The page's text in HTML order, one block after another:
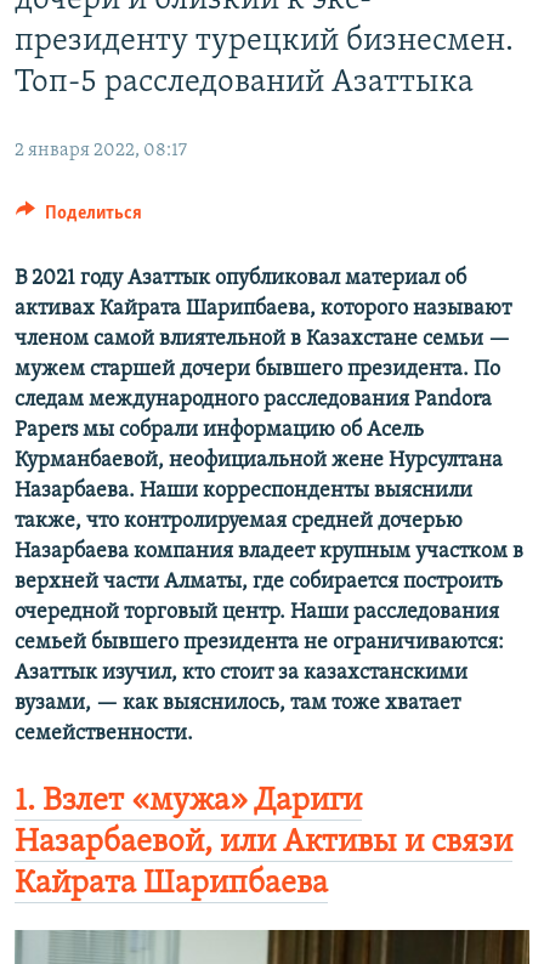
президенту турецкий бизнесмен.
Топ-5 расследований Азаттыка
2 января 2022, 08:17
Поделиться
В 2021 году Азаттык опубликовал материал об
активах Кайрата Шарипбаева, которого называют
членом самой влиятельной в Казахстане семьи —
мужем старшей дочери бывшего президента. По
следам международного расследования Pandora
Papers мы собрали информацию об Асель
Курманбаевой, неофициальной жене Нурсултана
Назарбаева. Наши корреспонденты выяснили
также, что контролируемая средней дочерью
Назарбаева компания владеет крупным участком в
верхней части Алматы, где собирается построить
очередной торговый центр. Наши расследования
семьей бывшего президента не ограничиваются:
Азаттык изучил, кто стоит за казахстанскими
вузами, — как выяснилось, там тоже хватает
семейственности.
1. Взлет «мужа» Дариги
Назарбаевой, или Активы и связи
Кайрата Шарипбаева